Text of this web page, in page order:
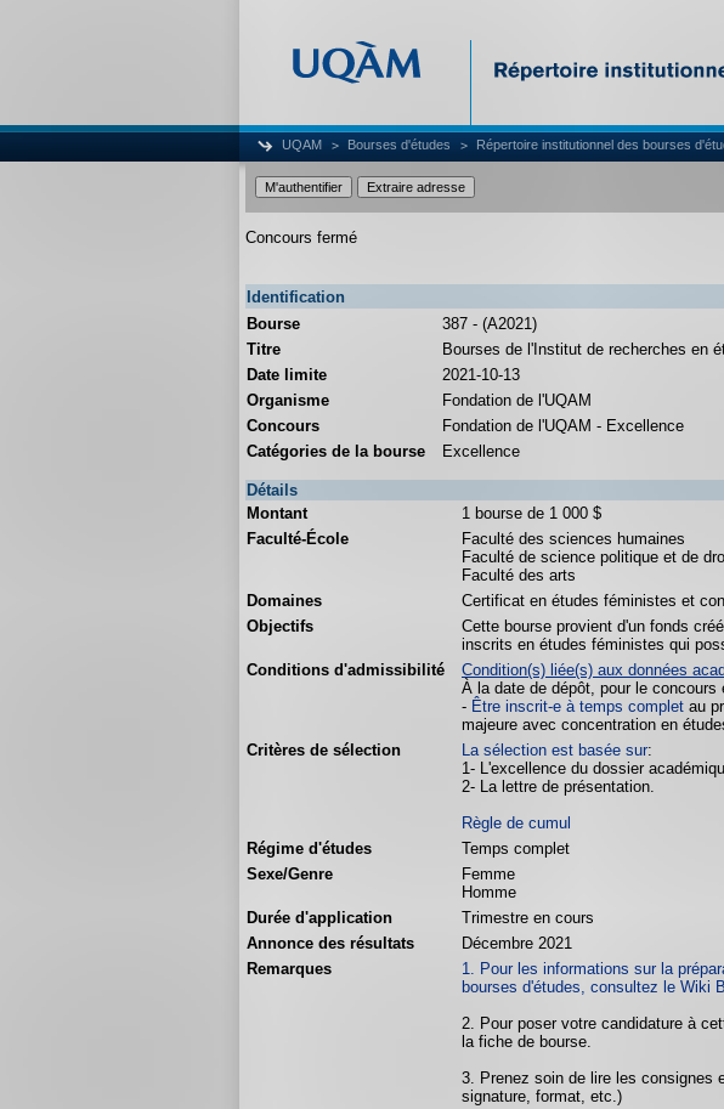
UQAM Bourses d'études Répertoire institutionnel des bourses
Concours fermé
Identification
Bourse
387 - (A2021)
Titre
Bourses de l'Institut de recherches en
Date limite
2021-10-13
Organisme
Fondation de l'UQAM
Concours
Fondation de l'UQAM - Excellence
Catégories de la bourse
Excellence
Détails
Montant
1 bourse de 1 000 $
Faculté-École
Faculté des sciences humaines
Faculté de science politique et de
Faculté des arts
Domaines
Certificat en études féministes et
Objectifs
Cette bourse provient d'un fonds
inscrits en études féministes qui
Conditions d'admissibilité
Condition(s) liée(s) aux données
À la date de dépôt, pour le concours
- Être inscrit-e à temps complet au
majeure avec concentration en
Critères de sélection
La sélection est basée sur:
1- L'excellence du dossier
2- La lettre de présentation.
Règle de cumul
Régime d'études
Temps complet
Sexe/Genre
Femme
Homme
Durée d'application
Trimestre en cours
Annonce des résultats
Décembre 2021
Remarques
1. Pour les informations sur la
bourses d'études, consultez le Wiki
2. Pour poser votre candidature à
la fiche de bourse.
3. Prenez soin de lire les consignes
signature, format, etc.)